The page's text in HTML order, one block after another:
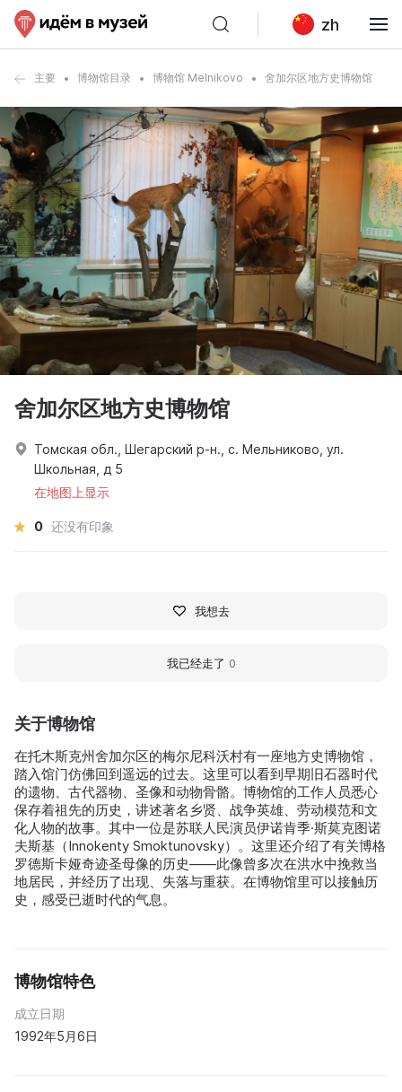
zh
主要 博物馆目录 博物馆 Melnikovo 舍加尔区地方史博物馆
关于博物馆
在托木斯克州舍加尔区的梅尔尼科沃村有一座地方史博物馆，
踏入馆门仿佛回到遥远的过去。这里可以看到早期旧石器时代
的遗物、古代器物、圣像和动物骨骼。博物馆的工作人员悉心
保存着祖先的历史，讲述著名乡贤、战争英雄、劳动模范和文
化人物的故事。其中一位是苏联人民演员伊诺肯季·斯莫克图诺
夫斯基（Innokenty Smoktunovsky）。这里还介绍了有关博格
罗德斯卡娅奇迹圣母像的历史——此像曾多次在洪水中挽救当
地居民，并经历了出现、失落与重获。在博物馆里可以接触历
史，感受已逝时代的气息。
博物馆特色
成立日期
1992年5月6日
舍加尔区地方史博物馆
Томская обл., Шегарский р-н., с. Мельниково, ул.
Школьная, д 5
在地图上显示
0 还没有印象
我想去
我已经走了 0